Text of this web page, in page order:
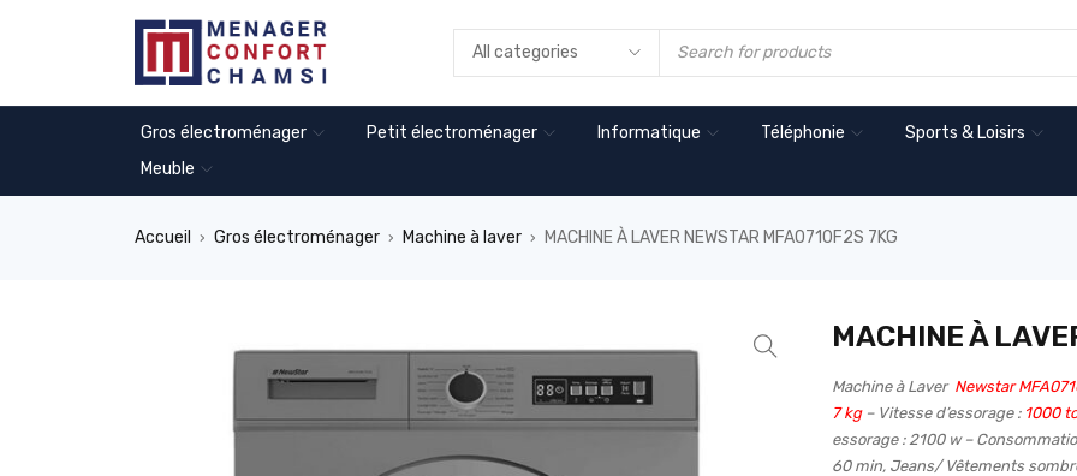
Gros électroménager Petit électroménager Informatique Téléphonie Sports & Loisirs
Meuble
Accueil › Gros électroménager › Machine à laver › MACHINE À LAVER NEWSTAR MFA0710F2S 7KG
MACHINE À
Machine à Laver Newstar
7 kg– Vitesse d’essorage :1000
essorage : 2100 w –
60 min, Jeans/ Vêtements